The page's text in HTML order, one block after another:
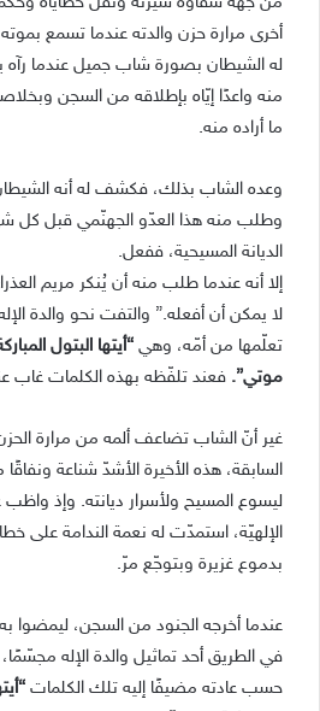
أخرى مرارة حزن والدته عندما تسمع
له الشيطان بصورة شاب جميل عندما رآه
منه واعدًا إيّاه بإطلاقه من السجن
ما أراده منه.
وعده الشاب بذلك، فكشف له أنه
وطلب منه هذا العدّو الجهنّمي قبل كل
الديانة المسيحية، ففعل.
إلا أنه عندما طلب منه أن يُنكر مريم
لا يمكن أن أفعله.” والتفت نحو والدة
تعلّمها من أمّه، وهي “أيتها البتول
موتي”. فعند تلفّظه بهذه الكلمات غاب
غير أنّ الشاب تضاعف ألمه من مرارة
السابقة، هذه الأخيرة الأشدّ شناعة
ليسوع المسيح ولأسرار ديانته. وإذ واظب
الإلهيّة، استمدّت له نعمة الندامة على
بدموع غزيرة وبتوجّع مرّ.
عندما أخرجه الجنود من السجن، ليمضوا
في الطريق أحد تماثيل والدة الإله مجسّمًا،
حسب عادته مضيفًا إليه تلك الكلمات